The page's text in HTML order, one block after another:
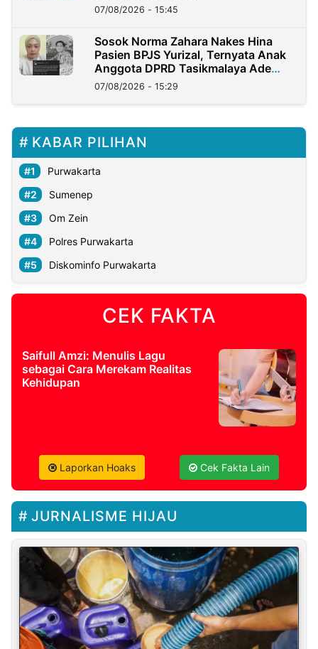
07/08/2026 - 15:45
Sosok Norma Zahara Nakes Hina
Pasien BPJS Yurizal, Ternyata Anak
Anggota DPRD Tasikmalaya Ade
Lukman
07/08/2026 - 15:29
KABAR PILIHAN
Purwakarta
Sumenep
Om Zein
Polres Purwakarta
Diskominfo Purwakarta
CEK FAKTA
Saifull Amzi: Menulis Lagu
sebagai Cara Merekam Realitas
Kehidupan
Laporkan Hoaks Cek Fakta Lain
JURNALISME HIJAU